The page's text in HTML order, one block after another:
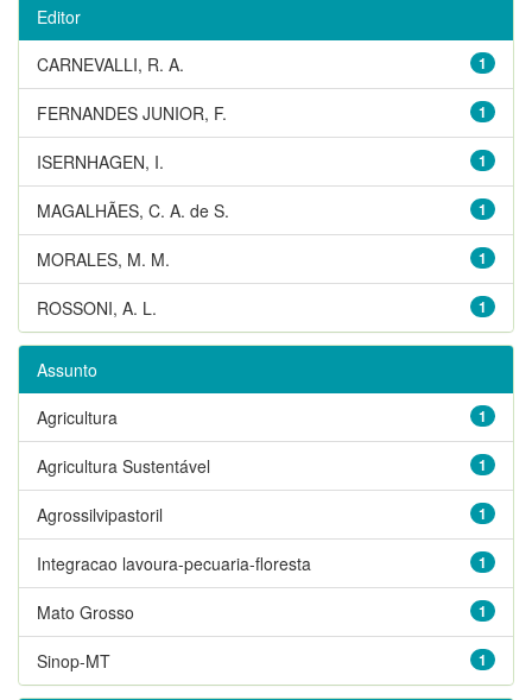
Editor
1
CARNEVALLI, R. A.
1
FERNANDES JUNIOR, F.
1
ISERNHAGEN, I.
1
MAGALHÃES, C. A. de S.
1
MORALES, M. M.
1
ROSSONI, A. L.
Assunto
1
Agricultura
1
Agricultura Sustentável
1
Agrossilvipastoril
1
Integracao lavoura-pecuaria-floresta
1
Mato Grosso
1
Sinop-MT